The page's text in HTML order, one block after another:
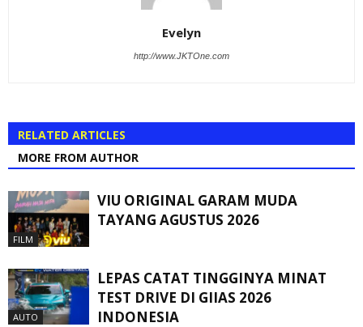
Evelyn
http://www.JKTOne.com
RELATED ARTICLES
MORE FROM AUTHOR
FILM
VIU ORIGINAL GARAM MUDA
TAYANG AGUSTUS 2026
AUTO
LEPAS CATAT TINGGINYA MINAT
TEST DRIVE DI GIIAS 2026
INDONESIA